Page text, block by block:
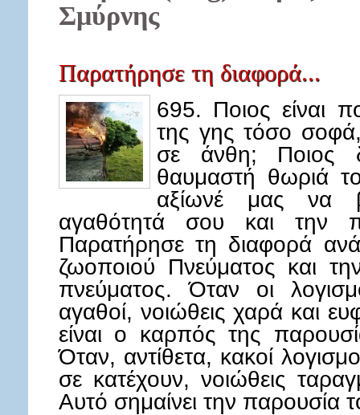
Σμύρνης
Παρατήρησε τη διαφορά...
695. Ποιος είναι
της γης τόσο
σε άνθη; Ποιος
θαυμαστή θωριά
αξίωνέ μας να
αγαθότητά σου και την
Παρατήρησε τη διαφορά
ζωοποιού Πνεύματος και
πνεύματος. Όταν οι
αγαθοί, νοιώθεις χαρά και
είναι ο καρπός της
Όταν, αντίθετα, κακοί
σε κατέχουν, νοιώθεις
Αυτό σημαίνει την